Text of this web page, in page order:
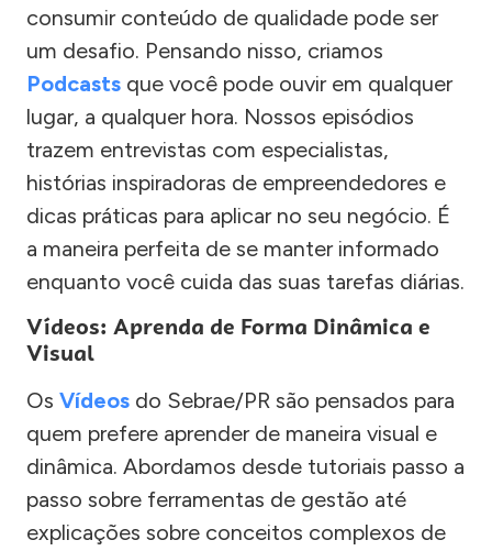
consumir conteúdo de qualidade pode ser
um desafio. Pensando nisso, criamos
Podcasts que você pode ouvir em qualquer
lugar, a qualquer hora. Nossos episódios
trazem entrevistas com especialistas,
histórias inspiradoras de empreendedores e
dicas práticas para aplicar no seu negócio. É
a maneira perfeita de se manter informado
enquanto você cuida das suas tarefas diárias.
Vídeos: Aprenda de Forma Dinâmica e
Visual
Os Vídeos do Sebrae/PR são pensados para
quem prefere aprender de maneira visual e
dinâmica. Abordamos desde tutoriais passo a
passo sobre ferramentas de gestão até
explicações sobre conceitos complexos de